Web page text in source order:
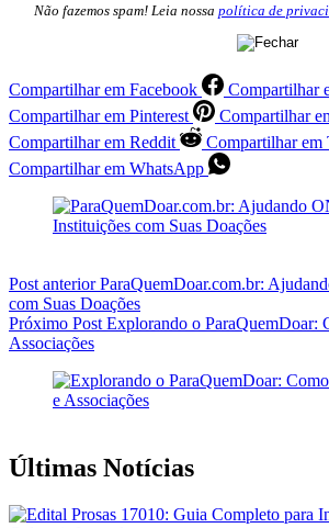
Não fazemos spam! Leia nossa política de
Compartilhar em Facebook
Compartilhar
Compartilhar em Pinterest
Compartilhar
Compartilhar em Reddit
Compartilhar em
Compartilhar em WhatsApp
Post anteriorParaQuemDoar.com.br:
com Suas Doações
Próximo Post Explorando o ParaQuemDoar:
Associações
Últimas Notícias